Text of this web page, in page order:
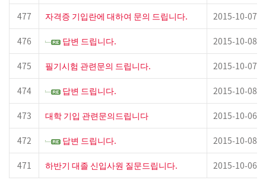
477 자격증 기입란에 대하여 문의 드립니다. 2015-10-07
476 답변 드립니다. 2015-10-08
475 필기시험 관련문의 드립니다. 2015-10-07
474 답변 드립니다. 2015-10-08
473 대학 기입 관련문의드립니다 2015-10-06
472 답변 드립니다. 2015-10-08
471 하반기 대졸 신입사원 질문드립니다. 2015-10-06